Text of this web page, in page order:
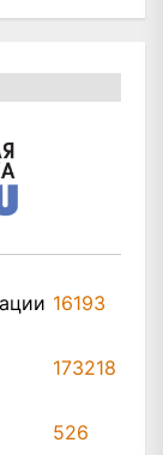
16193
173218
526